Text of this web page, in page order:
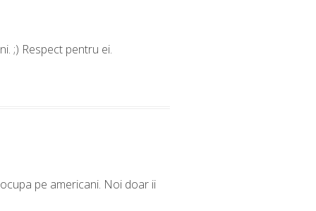
;) Respect pentru ei.
pe americani. Noi doar ii